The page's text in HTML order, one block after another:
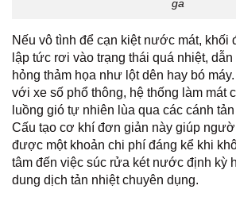
ga
Nếu vô tình để cạn kiệt nước mát, khối
lập tức rơi vào trạng thái quá nhiệt,
hỏng thảm họa như lột dên hay bó
với xe số phổ thông, hệ thống làm mát
luồng gió tự nhiên lùa qua các cánh
Cấu tạo cơ khí đơn giản này giúp
được một khoản chi phí đáng kể khi
tâm đến việc súc rửa két nước định kỳ
dung dịch tản nhiệt chuyên dụng.